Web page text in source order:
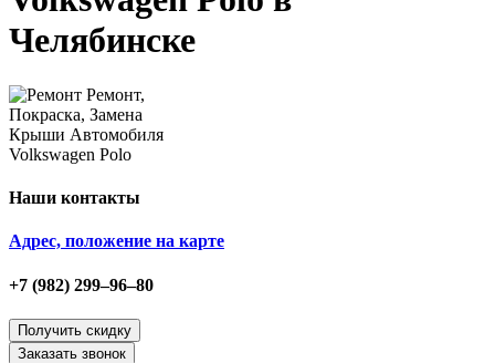
Челябинске
Наши контакты
Адрес, положение на карте
+7 (982) 299‒96‒80